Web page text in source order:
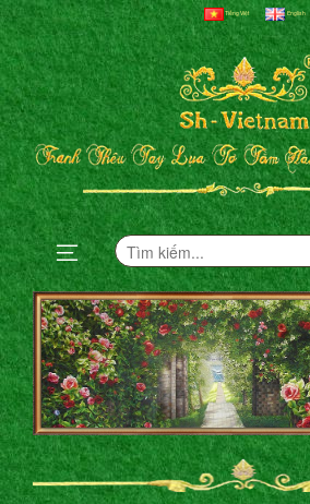
Tiếng Việt English